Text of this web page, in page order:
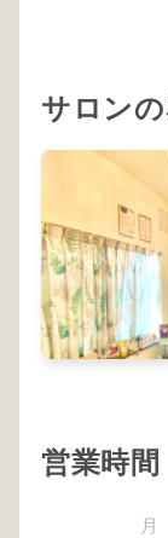
サロン
営業時間
月